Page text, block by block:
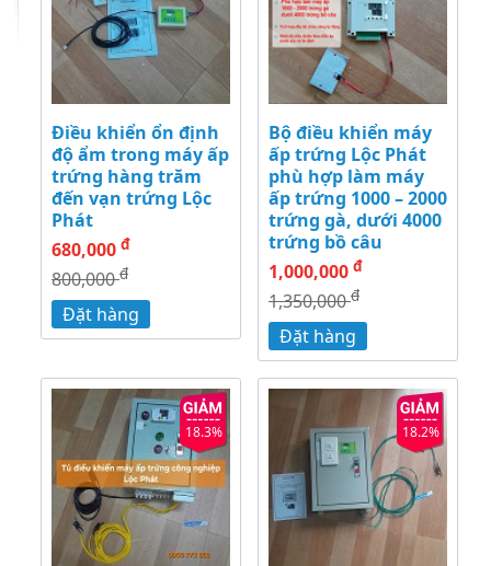
Điều khiển ổn định
độ ẩm trong máy ấp
trứng hàng trăm
đến vạn trứng Lộc
Phát
680,000 đ
800,000đ
Đặt hàng
Bộ điều khiển máy
ấp trứng Lộc Phát
phù hợp làm máy
ấp trứng 1000 – 2000
trứng gà, dưới 4000
trứng bồ câu
1,000,000 đ
1,350,000đ
Đặt hàng
18.3% 18.2%